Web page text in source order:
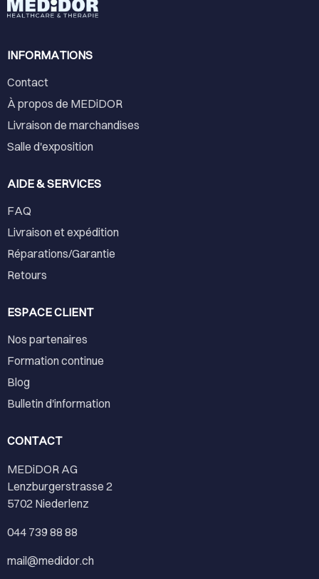
INFORMATIONS
Contact
À propos de MEDiDOR
Livraison de marchandises
Salle d'exposition
AIDE & SERVICES
FAQ
Livraison et expédition
Réparations/Garantie
Retours
ESPACE CLIENT
Nos partenaires
Formation continue
Blog
Bulletin d'information
CONTACT
MEDiDOR AG
Lenzburgerstrasse 2
5702 Niederlenz
044 739 88 88
mail@medidor.ch